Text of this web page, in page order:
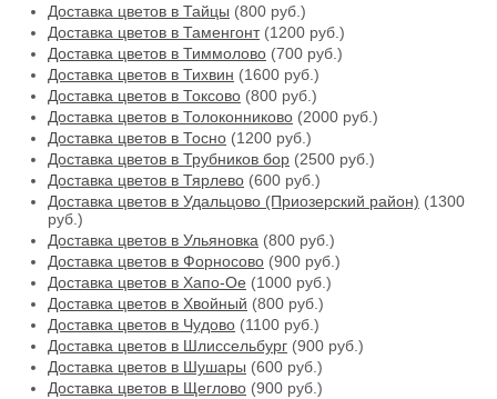
Доставка цветов в Тайцы (800 руб.)
Доставка цветов в Таменгонт(1200 руб.)
Доставка цветов в Тиммолово (700 руб.)
Доставка цветов в Тихвин (1600 руб.)
Доставка цветов в Токсово (800 руб.)
Доставка цветов в Толоконниково (2000 руб.)
Доставка цветов в Тосно (1200 руб.)
Доставка цветов в Трубников бор (2500 руб.)
Доставка цветов в Тярлево (600 руб.)
Доставка цветов в Удальцово (Приозерский район) (1300
руб.)
Доставка цветов в Ульяновка (800 руб.)
Доставка цветов в Форносово (900 руб.)
Доставка цветов в Хапо-Ое (1000 руб.)
Доставка цветов в Хвойный (800 руб.)
Доставка цветов в Чудово (1100 руб.)
Доставка цветов в Шлиссельбург (900 руб.)
Доставка цветов в Шушары (600 руб.)
Доставка цветов в Щеглово (900 руб.)